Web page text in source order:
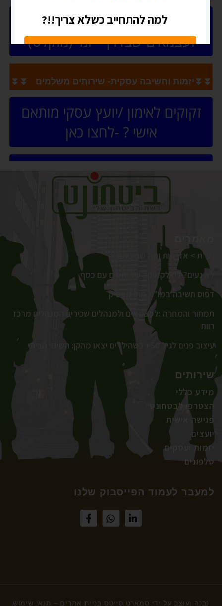
נע"ת > אזרחות ומה שביניהם
לא נעים? דיאלקטיקה של יחסים עם כסף
דפוס חשיבה במו"מ מול מעסיק
תמחור והמחרה :לעצמאים ולמנהלים שכירים המנהלים מרכז
רווח
עיצוב פנים לגיל 50+ כשהילדים יצאו מהקן: השינוי הביתי
שירותים
מידע כללי
הצטרפו לבטחונט
פגישה אישית
יועצים
יזמות ועסקים
טלפונים
למעבר לעמוד הפייסבוק שלנו
נבנה ועוצב על ידי סמארט סייטס בניית אתרים – תנאי שימוש